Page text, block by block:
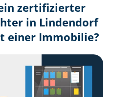
zertifizierter
in Lindendorf
einer Immobilie?